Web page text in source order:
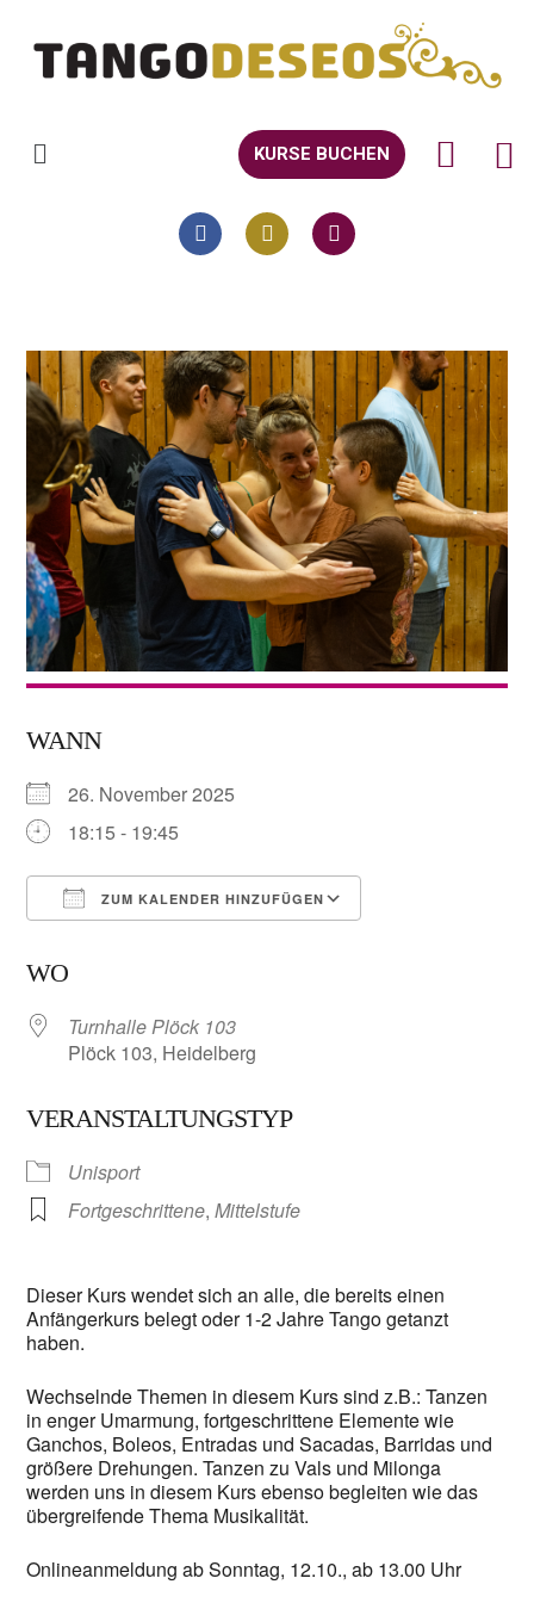
KURSE BUCHEN
WANN
26. November 2025
18:15 - 19:45
ZUM KALENDER HINZUFÜGEN
WO
Turnhalle Plöck 103
Plöck 103, Heidelberg
VERANSTALTUNGSTYP
Unisport
Fortgeschrittene,Mittelstufe
Dieser Kurs wendet sich an alle, die bereits einen
Anfängerkurs belegt oder 1-2 Jahre Tango getanzt
haben.
Wechselnde Themen in diesem Kurs sind z.B.: Tanzen
in enger Umarmung, fortgeschrittene Elemente wie
Ganchos, Boleos, Entradas und Sacadas, Barridas und
größere Drehungen. Tanzen zu Vals und Milonga
werden uns in diesem Kurs ebenso begleiten wie das
übergreifende Thema Musikalität.
Onlineanmeldung ab Sonntag, 12.10., ab 13.00 Uhr